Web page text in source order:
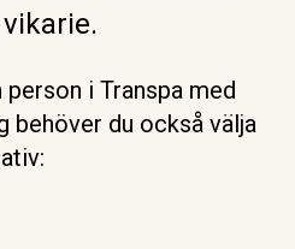
person i Transpa med
behöver du också välja